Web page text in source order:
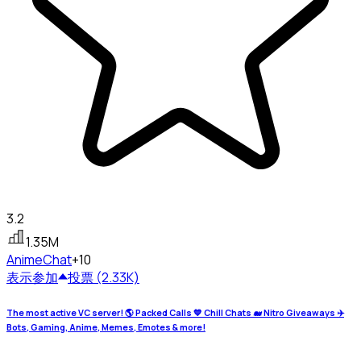
3.2
1.35M
AnimeChat+10
表示参加 投票 (2.33K)
The most active VC server! 🌎 Packed Calls 💙 Chill Chats 🐋 Nitro Giveaways ✈️
Bots, Gaming, Anime, Memes, Emotes & more!